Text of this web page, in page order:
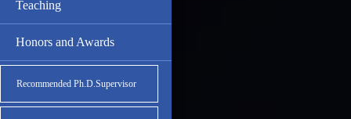
Teaching
Honors and Awards
Recommended Ph.D.Supervisor